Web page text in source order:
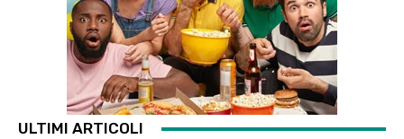
ULTIMI ARTICOLI